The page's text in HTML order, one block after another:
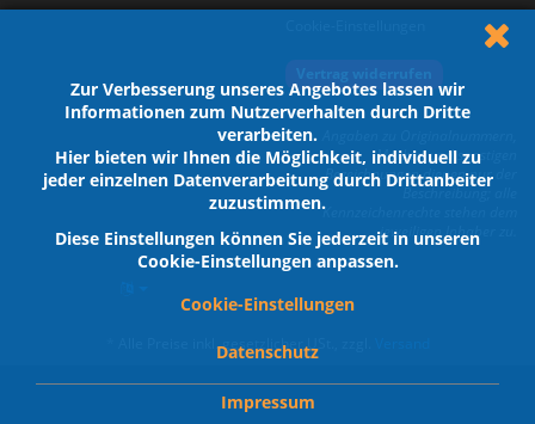
Zur Verbesserung unseres Angebotes lassen wir
Informationen zum Nutzerverhalten durch Dritte
verarbeiten.
Hier bieten wir Ihnen die Möglichkeit, individuell zu
jeder einzelnen Datenverarbeitung durch Drittanbeiter
zuzustimmen.
Diese Einstellungen können Sie jederzeit in unseren
Cookie-Einstellungen anpassen.
Cookie-Einstellungen
Datenschutz
Impressum
Marken und sonstigen
Bezeichnungen dienen nur der
Beschreibung; alle
Kennzeichenrechte stehen dem
jeweiligen Inhaber zu.
Alle Preise inkl. gesetzlicher USt., zzgl.